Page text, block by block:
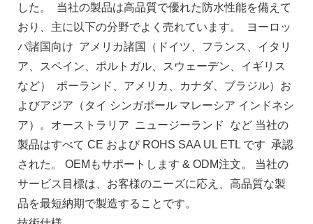
した。 当社の製品は高品質で優れた防水性能を備えて
おり、主に以下の分野でよく売れています。 ヨーロッ
パ諸国向け アメリカ諸国（ドイツ、フランス、イタリ
ア、スペイン、ポルトガル、スウェーデン、イギリス
など） ポーランド、アメリカ、カナダ、ブラジル）お
よびアジア（タイ シンガポール マレーシア インドネシ
ア）。オーストラリア ニュージーランド など 当社の
製品はすべて CE および ROHS SAA UL ETL です 承認
された。 OEMもサポートします & ODM注文。 当社の
サービス目標は、お客様のニーズに応え、高品質な製
品を最短納期で製造することです。